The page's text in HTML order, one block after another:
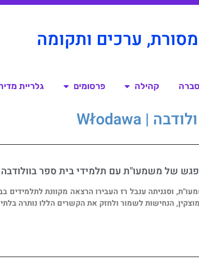
ערכים ותקומה
קהילה פרסומים גלריית
ולודבה | Włodawa
של משמעו"ת עם תלמידי בית ספר בוולודבה
וסגניתה ענבל רז העבירו הרצאה מקוונת לתלמידים
הנחישות לשמור ולחזק את הקשרים הללו נותרה